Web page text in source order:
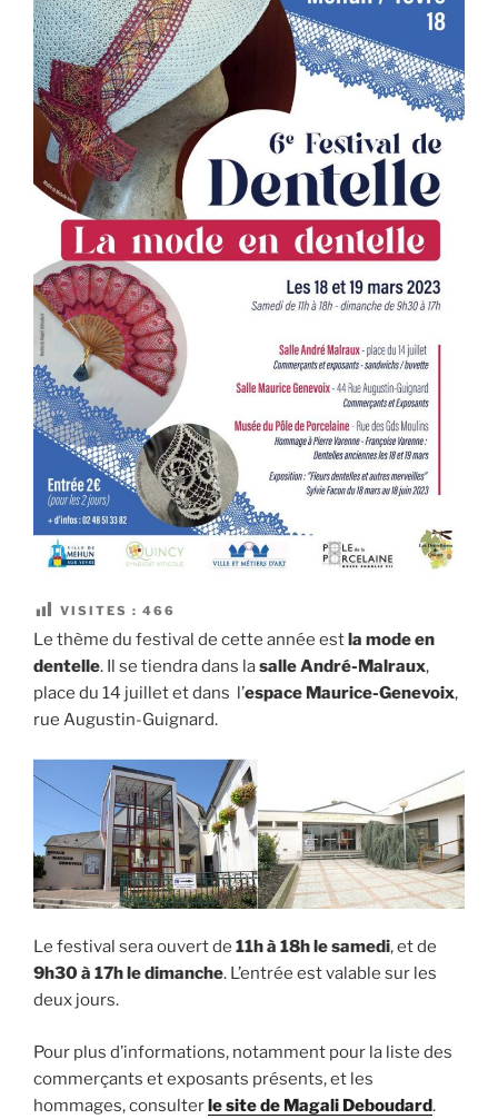
VISITES : 466
Le thème du festival de cette année estla mode en
dentelle. Il se tiendra dans lasalleAndré-Malraux,
place du 14 juillet et dans l’espace Maurice-Genevoix,
rue Augustin-Guignard.
Le festival sera ouvert de 11h à 18h le samedi, et de
9h30 à 17h le dimanche. L’entrée est valable sur les
deux jours.
Pour plus d’informations, notamment pour la liste des
commerçants et exposants présents, et les
hommages, consulterle site de Magali Deboudard.